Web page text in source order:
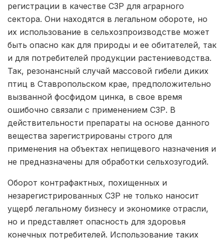
регистрации в качестве СЗР для аграрного
сектора. Они находятся в легальном обороте, но
их использование в сельхозпроизводстве может
быть опасно как для природы и ее обитателей, так
и для потребителей продукции растениеводства.
Так, резонансный случай массовой гибели диких
птиц в Ставропольском крае, предположительно
вызванной фосфидом цинка, в свое время
ошибочно связали с применением СЗР. В
действительности препараты на основе данного
вещества зарегистрированы строго для
применения на объектах непищевого назначения и
не предназначены для обработки сельхозугодий.
Оборот контрафактных, похищенных и
незарегистрированных СЗР не только наносит
ущерб легальному бизнесу и экономике отрасли,
но и представляет опасность для здоровья
конечных потребителей. Использование таких